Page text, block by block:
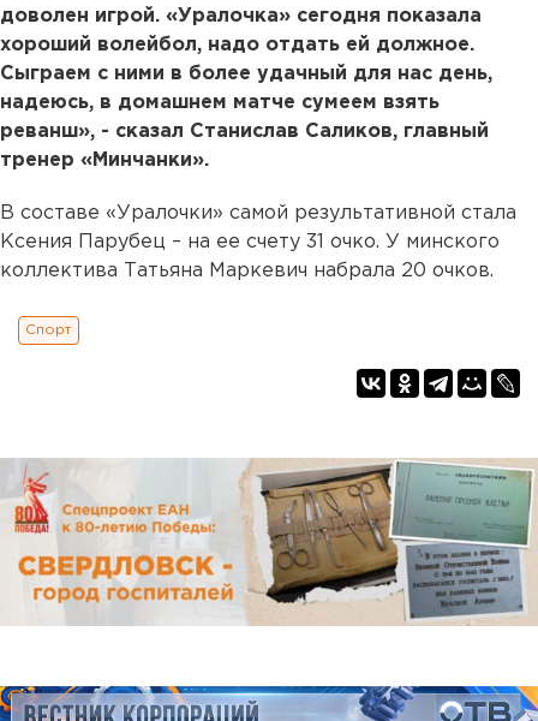
доволен игрой. «Уралочка» сегодня показала
хороший волейбол, надо отдать ей должное.
Сыграем с ними в более удачный для нас день,
надеюсь, в домашнем матче сумеем взять
реванш», - сказал Станислав Саликов, главный
тренер «Минчанки».
В составе «Уралочки» самой результативной стала
Ксения Парубец – на ее счету 31 очко. У минского
коллектива Татьяна Маркевич набрала 20 очков.
Спорт